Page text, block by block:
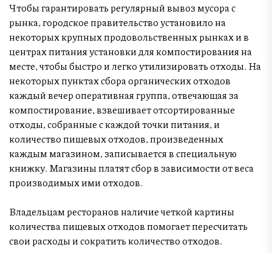
Чтобы гарантировать регулярный вывоз мусора с
рынка, городское правительство установило на
некоторых крупных продовольственных рынках и в
центрах питания установки для компостирования на
месте, чтобы быстро и легко утилизировать отходы. На
некоторых пунктах сбора органических отходов
каждый вечер оперативная группа, отвечающая за
компостирование, взвешивает отсортированные
отходы, собранные с каждой точки питания, и
количество пищевых отходов, произведенных
каждым магазином, записывается в специальную
книжку. Магазины платят сбор в зависимости от веса
производимых ими отходов.
Владельцам ресторанов наличие четкой картины
количества пищевых отходов помогает пересчитать
свои расходы и сократить количество отходов.